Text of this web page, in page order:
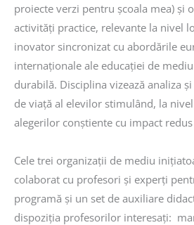
proiecte verzi pentru școala mea) și
activități practice, relevante la nivel
inovator sincronizat cu abordările
internaționale ale educației de
durabilă. Disciplina vizează analiza
de viață al elevilor stimulând, la
alegerilor conștiente cu impact
Cele trei organizații de mediu
colaborat cu profesori și experți
programă și un set de auxiliare
dispoziția profesorilor interesați: